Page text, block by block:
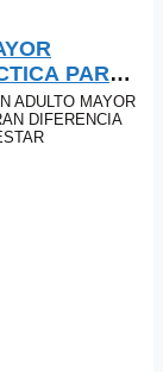
PARA
ADULTO MAYOR
DIFERENCIA